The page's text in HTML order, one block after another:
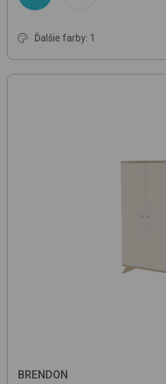
Ďalšie farby: 1
BRENDON